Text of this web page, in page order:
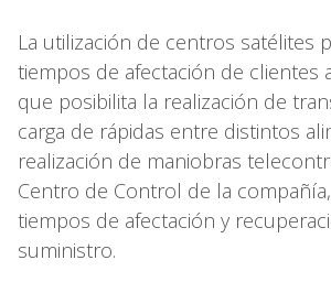
La utilización de centros satélites
tiempos de afectación de clientes
que posibilita la realización de
carga de rápidas entre distintos
realización de maniobras
Centro de Control de la
tiempos de afectación y
suministro.